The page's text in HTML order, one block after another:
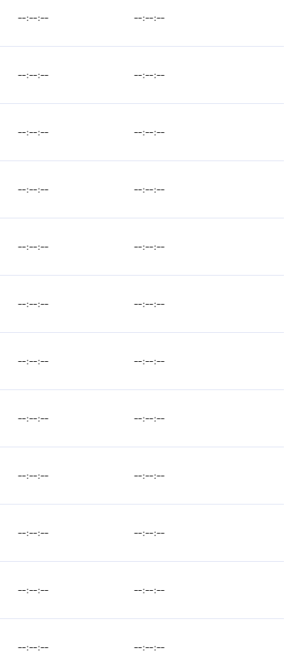
--:--:-- --:--:--
--:--:-- --:--:--
--:--:-- --:--:--
--:--:-- --:--:--
--:--:-- --:--:--
--:--:-- --:--:--
--:--:-- --:--:--
--:--:-- --:--:--
--:--:-- --:--:--
--:--:-- --:--:--
--:--:-- --:--:--
--:--:-- --:--:--